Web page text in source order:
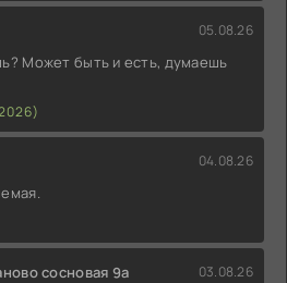
05.08.26
Может быть и есть, думаешь
04.08.26
сосновая 9а 03.08.26